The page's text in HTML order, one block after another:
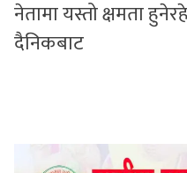
नेतामा यस्तो क्षमता
दैनिकबाट